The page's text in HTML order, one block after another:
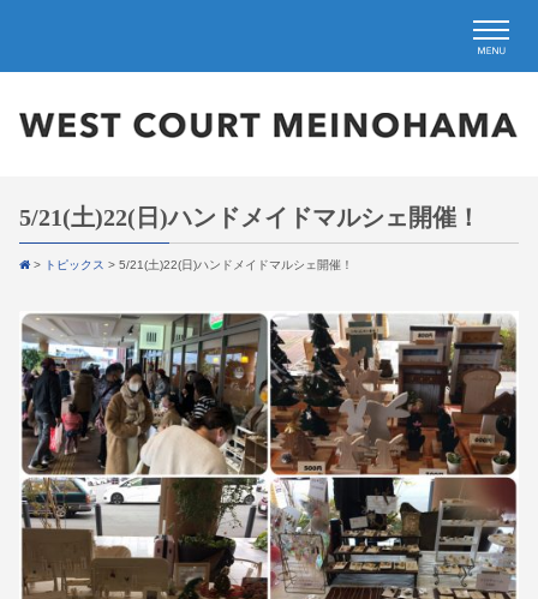
5/21(土)22(日)ハンドメイドマルシェ開催！
> トピックス > 5/21(土)22(日)ハンドメイドマルシェ開催！